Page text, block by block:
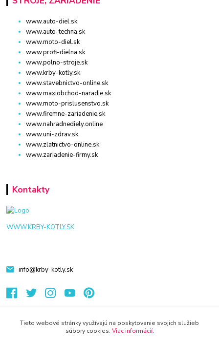
www.auto-diel.sk
www.auto-techna.sk
www.moto-diel.sk
www.profi-dielna.sk
www.polno-stroje.sk
www.krby-kotly.sk
www.stavebnictvo-online.sk
www.maxiobchod-naradie.sk
www.moto-prislusenstvo.sk
www.firemne-zariadenie.sk
www.nahradnediely.online
www.uni-zdrav.sk
www.zlatnictvo-online.sk
www.zariadenie-firmy.sk
Kontakty
WWW.KRBY-KOTLY.SK
info@krby-kotly.sk
Tieto webové stránky využívajú na poskytovanie svojich služieb
súbory cookies. Viac informácií.